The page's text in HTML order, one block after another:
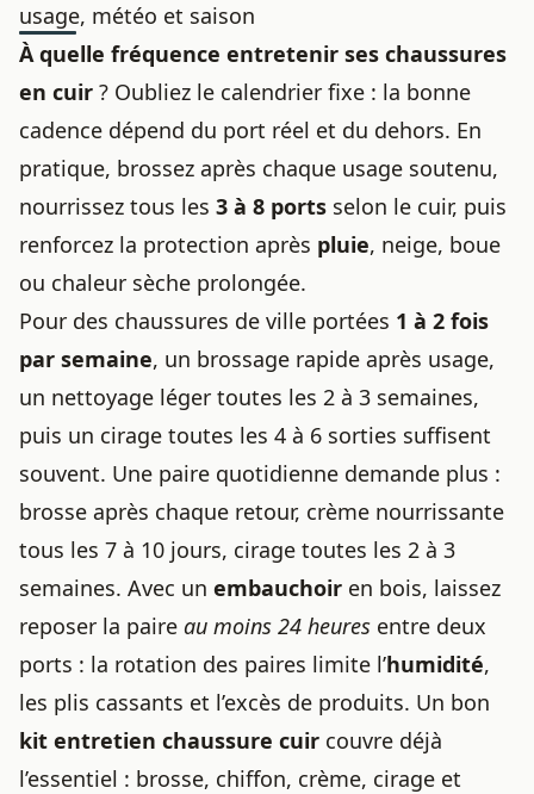
usage, météo et saison
À quelle fréquence entretenir ses chaussures
en cuir ? Oubliez le calendrier fixe : la bonne
cadence dépend du port réel et du dehors. En
pratique, brossez après chaque usage soutenu,
nourrissez tous les 3 à 8 ports selon le cuir, puis
renforcez la protection après pluie, neige, boue
ou chaleur sèche prolongée.
Pour des chaussures de ville portées 1 à 2 fois
par semaine, un brossage rapide après usage,
un nettoyage léger toutes les 2 à 3 semaines,
puis un cirage toutes les 4 à 6 sorties suffisent
souvent. Une paire quotidienne demande plus :
brosse après chaque retour, crème nourrissante
tous les 7 à 10 jours, cirage toutes les 2 à 3
semaines. Avec un embauchoir en bois, laissez
reposer la paire au moins 24 heures entre deux
ports : la rotation des paires limite l’humidité,
les plis cassants et l’excès de produits. Un bon
kit entretien chaussure cuir couvre déjà
l’essentiel : brosse, chiffon, crème, cirage et